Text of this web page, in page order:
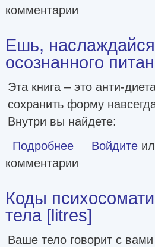
комментарии
Ешь,
осознанного
Эта книга – это анти-
сохранить форму
Внутри вы найдете:
Подробнее о Ешь, наслаждайся,
Войдите
комментарии
Коды
тела [litres]
Ваше тело говорит с